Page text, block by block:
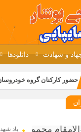
و شهادت دانلودها
حضور کارکنان گروه
مسابقات ورزشی در
مراسم گرامیداشت سالروزیاد شهدا